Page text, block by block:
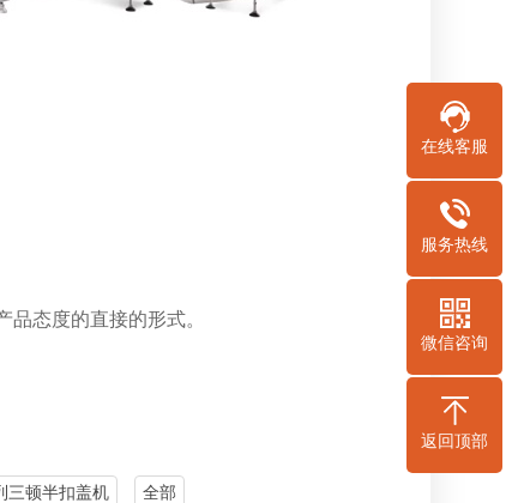
态度的直接的形式。
三顿半扣盖机 全部
在线客服
服务热线
微信咨询
返回顶部